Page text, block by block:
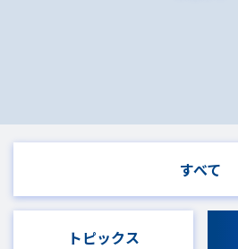
すべて
トピックス